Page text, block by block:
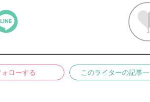
1
ォローする このライターの記事